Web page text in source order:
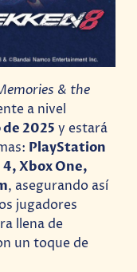
& the
a nivel
de 2025 y estará
PlayStation
Xbox One,
, asegurando así
jugadores
llena de
un toque de